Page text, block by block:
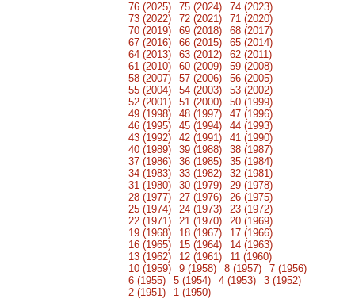
76 (2025) 75 (2024)
74 (2023)
73 (2022)
72 (2021)
71 (2020)
70 (2019)
69 (2018)
68 (2017)
67 (2016)
66 (2015)
65 (2014)
64 (2013)
63 (2012)
62 (2011)
61 (2010)
60 (2009)
59 (2008)
58 (2007)
57 (2006)
56 (2005)
55 (2004)
54 (2003)
53 (2002)
52 (2001)
51 (2000)
50 (1999)
49 (1998)
48 (1997)
47 (1996)
46 (1995)
45 (1994)
44 (1993)
43 (1992)
42 (1991)
41 (1990)
40 (1989)
39 (1988)
38 (1987)
37 (1986)
36 (1985)
35 (1984)
34 (1983)
33 (1982)
32 (1981)
31 (1980)
30 (1979)
29 (1978)
28 (1977)
27 (1976)
26 (1975)
25 (1974)
24 (1973)
23 (1972)
22 (1971)
21 (1970)
20 (1969)
19 (1968)
18 (1967)
17 (1966)
16 (1965)
15 (1964)
14 (1963)
13 (1962)
12 (1961)
11 (1960)
10 (1959)
9 (1958) 8 (1957)
7 (1956)
6 (1955)
5 (1954) 4 (1953)
3 (1952)
2 (1951)
1 (1950)